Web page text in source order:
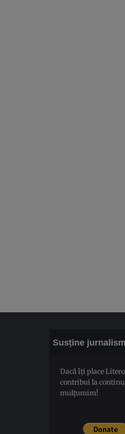
Susține
Dacă îți place
contribui la
mulțumim!